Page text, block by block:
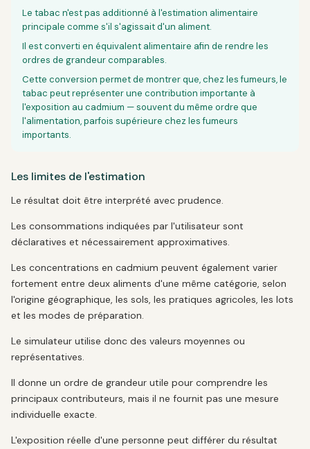
Le tabac n'est pas additionné à l'estimation alimentaire
principale comme s'il s'agissait d'un aliment.
Il est converti en équivalent alimentaire afin de rendre les
ordres de grandeur comparables.
Cette conversion permet de montrer que, chez les fumeurs, le
tabac peut représenter une contribution importante à
l'exposition au cadmium — souvent du même ordre que
l'alimentation, parfois supérieure chez les fumeurs
importants.
Les limites de l'estimation
Le résultat doit être interprété avec prudence.
Les consommations indiquées par l'utilisateur sont
déclaratives et nécessairement approximatives.
Les concentrations en cadmium peuvent également varier
fortement entre deux aliments d'une même catégorie, selon
l'origine géographique, les sols, les pratiques agricoles, les lots
et les modes de préparation.
Le simulateur utilise donc des valeurs moyennes ou
représentatives.
Il donne un ordre de grandeur utile pour comprendre les
principaux contributeurs, mais il ne fournit pas une mesure
individuelle exacte.
L'exposition réelle d'une personne peut différer du résultat